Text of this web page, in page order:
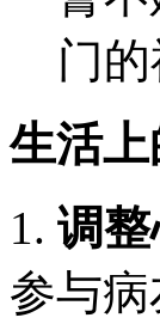
门的
生活上
1. 调整
参与